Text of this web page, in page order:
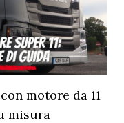
motore da 11
misura